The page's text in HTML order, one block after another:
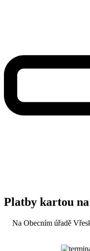
Platby kartou
Na Obecním úřadě